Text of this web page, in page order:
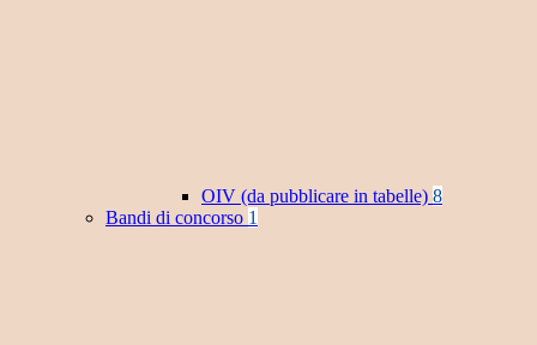
OIV (da pubblicare in tabelle) 8
Bandi di concorso 1